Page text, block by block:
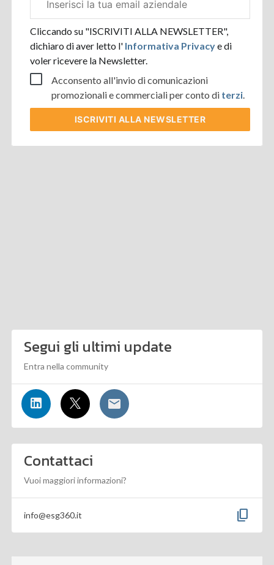
aziendale
Cliccando su "ISCRIVITI ALLA NEWSLETTER",
dichiaro di aver letto l' Informativa Privacye di
voler ricevere la Newsletter.
Acconsento all'invio di comunicazioni
promozionali e commerciali per conto di terzi.
ISCRIVITI ALLA NEWSLETTER
Segui gli ultimi update
Entra nella community
Contattaci
Vuoi maggiori informazioni?
info@esg360.it content_copy